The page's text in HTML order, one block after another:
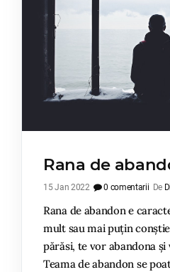
Rana de
15 Jan 2022 0 comentarii De
Rana de abandon e
mult sau mai puțin
părăsi, te vor abandona și
Teama de abandon se